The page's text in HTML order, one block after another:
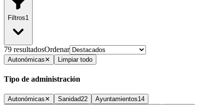
Filtros1
79 resultadosOrdenar
Autonómicas✕ Limpiar todo
Tipo de administración
Autonómicas✕ Sanidad22 Ayuntamientos14